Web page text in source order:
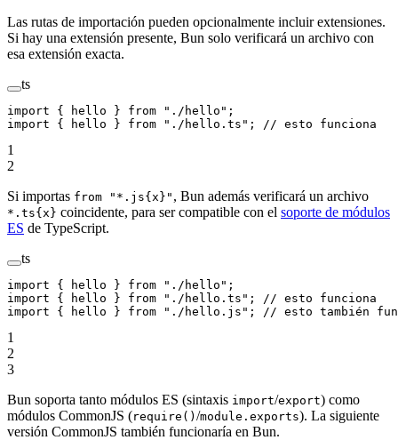
Las rutas de importación pueden opcionalmente incluir extensiones.
Si hay una extensión presente, Bun solo verificará un archivo con
esa extensión exacta.
ts
import { hello } from "./hello" ;
import { hello } from "./hello.ts" ; // esto funciona
1
2
Si importas from "*.js{x}" , Bun además verificará un archivo
*.ts{x} coincidente, para ser compatible con el soporte de módulos
ES de TypeScript.
ts
import { hello } from "./hello" ;
import { hello } from "./hello.ts" ;
// esto funciona
import { hello } from "./hello.js" ; // esto también
1
2
3
Bun soporta tanto módulos ES (sintaxis import/export) como
módulos CommonJS (require() /module.exports). La siguiente
versión CommonJS también funcionaría en Bun.